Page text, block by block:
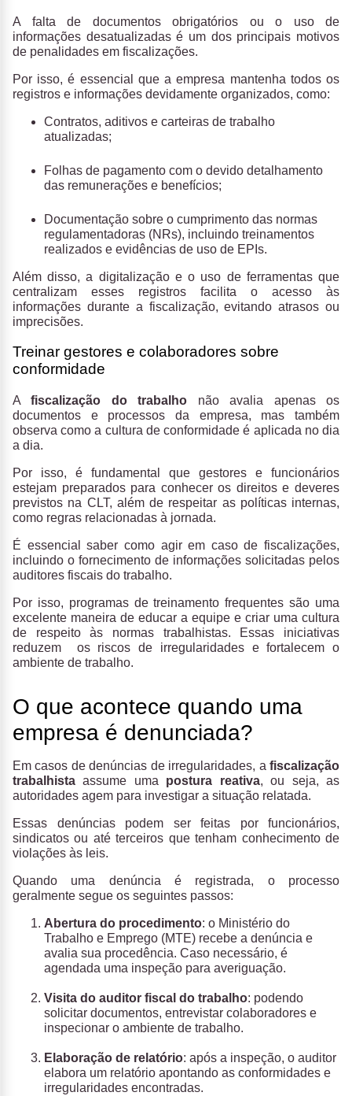
A falta de documentos obrigatórios ou o uso de
informações desatualizadas é um dos principais motivos
de penalidades em fiscalizações.
Por isso, é essencial que a empresa mantenha todos os
registros e informações devidamente organizados, como:
Contratos, aditivos e carteiras de trabalho
atualizadas;
Folhas de pagamento com o devido detalhamento
das remunerações e benefícios;
Documentação sobre o cumprimento das normas
regulamentadoras (NRs), incluindo treinamentos
realizados e evidências de uso de EPIs.
Além disso, a digitalização e o uso de ferramentas que
centralizam esses registros facilita o acesso às
informações durante a fiscalização, evitando atrasos ou
imprecisões.
Treinar gestores e colaboradores sobre
conformidade
Afiscalização do trabalho não avalia apenas os
documentos e processos da empresa, mas também
observa como a cultura de conformidade é aplicada no dia
a dia.
Por isso, é fundamental que gestores e funcionários
estejam preparados para conhecer os direitos e deveres
previstos na CLT, além de respeitar as políticas internas,
como regras relacionadas à jornada.
É essencial saber como agir em caso de fiscalizações,
incluindo o fornecimento de informações solicitadas pelos
auditores fiscais do trabalho.
Por isso, programas de treinamento frequentes são uma
excelente maneira de educar a equipe e criar uma cultura
de respeito às normas trabalhistas. Essas iniciativas
reduzem os riscos de irregularidades e fortalecem o
ambiente de trabalho.
O que acontece quando uma
empresa é denunciada?
Em casos de denúncias de irregularidades, a fiscalização
trabalhista assume uma postura reativa, ou seja, as
autoridades agem para investigar a situação relatada.
Essas denúncias podem ser feitas por funcionários,
sindicatos ou até terceiros que tenham conhecimento de
violações às leis.
Quando uma denúncia é registrada, o processo
geralmente segue os seguintes passos:
Abertura do procedimento: o Ministério do
Trabalho e Emprego (MTE) recebe a denúncia e
avalia sua procedência. Caso necessário, é
agendada uma inspeção para averiguação.
Visita do auditor fiscal do trabalho: podendo
solicitar documentos, entrevistar colaboradores e
inspecionar o ambiente de trabalho.
Elaboração de relatório: após a inspeção, o auditor
elabora um relatório apontando as conformidades e
irregularidades encontradas.